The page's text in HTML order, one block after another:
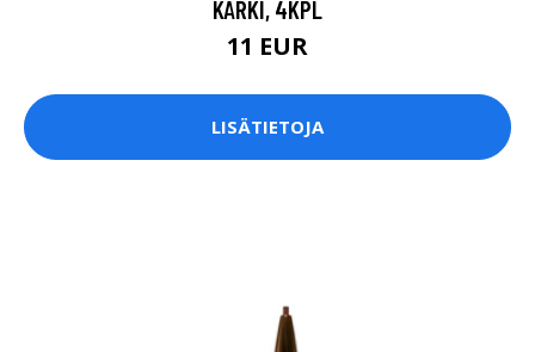
KÄRKI, 4KPL
11 EUR
LISÄTIETOJA